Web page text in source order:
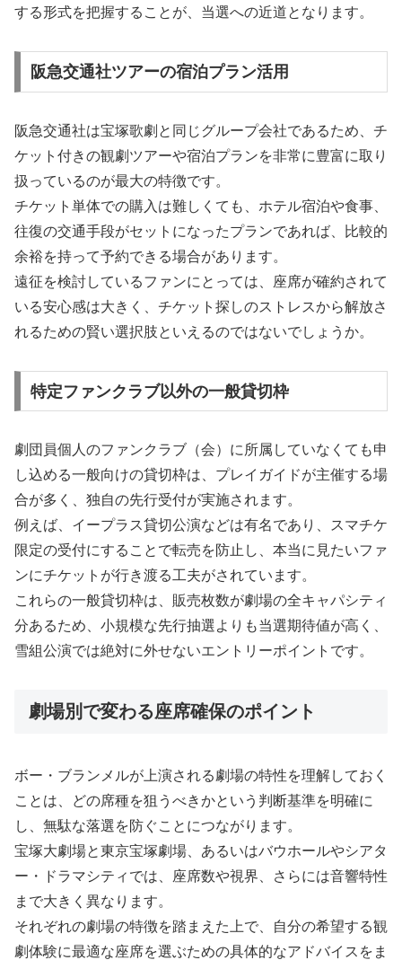
する形式を把握することが、当選への近道となります。
阪急交通社ツアーの宿泊プラン活用
阪急交通社は宝塚歌劇と同じグループ会社であるため、チ
ケット付きの観劇ツアーや宿泊プランを非常に豊富に取り
扱っているのが最大の特徴です。
チケット単体での購入は難しくても、ホテル宿泊や食事、
往復の交通手段がセットになったプランであれば、比較的
余裕を持って予約できる場合があります。
遠征を検討しているファンにとっては、座席が確約されて
いる安心感は大きく、チケット探しのストレスから解放さ
れるための賢い選択肢といえるのではないでしょうか。
特定ファンクラブ以外の一般貸切枠
劇団員個人のファンクラブ（会）に所属していなくても申
し込める一般向けの貸切枠は、プレイガイドが主催する場
合が多く、独自の先行受付が実施されます。
例えば、イープラス貸切公演などは有名であり、スマチケ
限定の受付にすることで転売を防止し、本当に見たいファ
ンにチケットが行き渡る工夫がされています。
これらの一般貸切枠は、販売枚数が劇場の全キャパシティ
分あるため、小規模な先行抽選よりも当選期待値が高く、
雪組公演では絶対に外せないエントリーポイントです。
劇場別で変わる座席確保のポイント
ボー・ブランメルが上演される劇場の特性を理解しておく
ことは、どの席種を狙うべきかという判断基準を明確に
し、無駄な落選を防ぐことにつながります。
宝塚大劇場と東京宝塚劇場、あるいはバウホールやシアタ
ー・ドラマシティでは、座席数や視界、さらには音響特性
まで大きく異なります。
それぞれの劇場の特徴を踏まえた上で、自分の希望する観
劇体験に最適な座席を選ぶための具体的なアドバイスをま